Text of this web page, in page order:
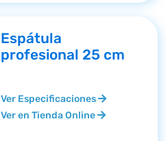
Espátula
profesional 25 cm
Ver Especificaciones
Ver en Tienda Online